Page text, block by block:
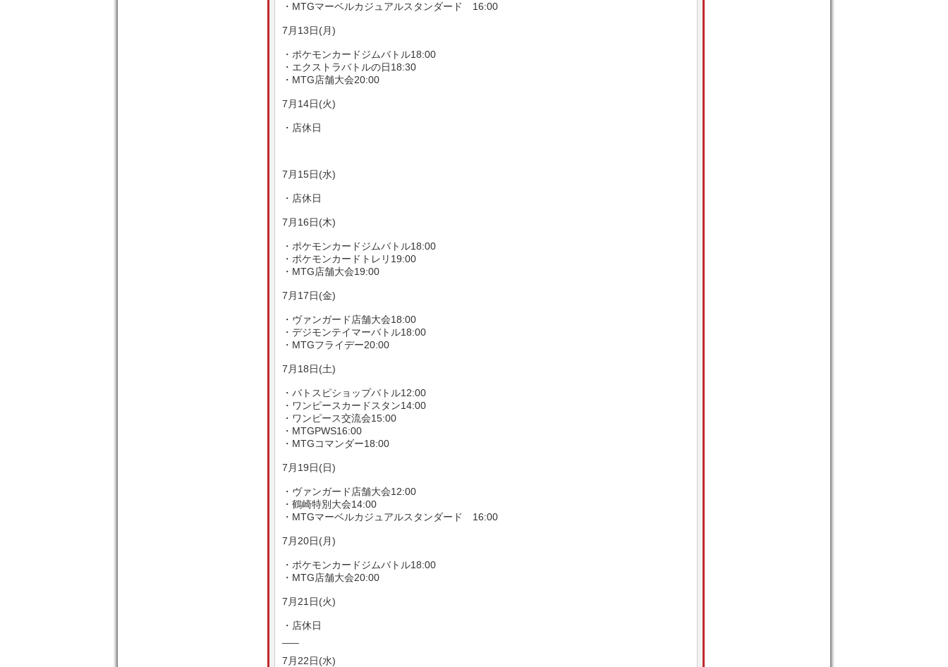
・MTGマーベルカジュアルスタンダード 16:00
7月13日(月)
・ポケモンカードジムバトル18:00
・エクストラバトルの日18:30
・MTG店舗大会20:00
7月14日(火)
・店休日
7月15日(水)
・店休日
7月16日(木)
・ポケモンカードジムバトル18:00
・ポケモンカードトレリ19:00
・MTG店舗大会19:00
7月17日(金)
・ヴァンガード店舗大会18:00
・デジモンテイマーバトル18:00
・MTGフライデー20:00
7月18日(土)
・バトスピショップバトル12:00
・ワンピースカードスタン14:00
・ワンピース交流会15:00
・MTGPWS16:00
・MTGコマンダー18:00
7月19日(日)
・ヴァンガード店舗大会12:00
・鶴崎特別大会14:00
・MTGマーベルカジュアルスタンダード 16:00
7月20日(月)
・ポケモンカードジムバトル18:00
・MTG店舗大会20:00
7月21日(火)
・店休日
7月22日(水)